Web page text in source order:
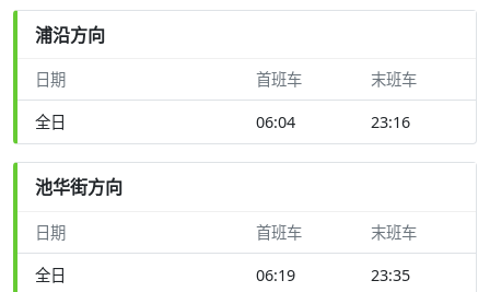
浦沿方向
日期 首班车 末班车
全日 06:04 23:16
池华街方向
日期 首班车 末班车
全日 06:19 23:35